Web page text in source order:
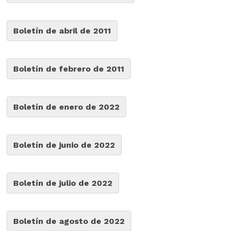
Boletín de abril de 2011
Boletín de febrero de 2011
Boletín de enero de 2022
Boletín de junio de 2022
Boletín de julio de 2022
Boletín de agosto de 2022